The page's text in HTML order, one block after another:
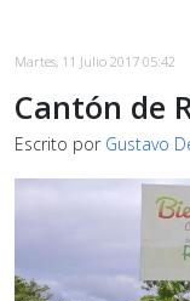
Martes, 11 Julio 2017 05:42
Cantón de
Escrito por Gustavo